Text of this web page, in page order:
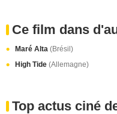
Ce film dans
Maré Alta (Brésil)
High Tide (Allemagne)
Top actus ciné